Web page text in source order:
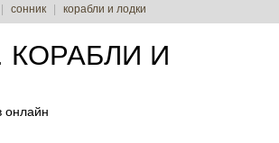
сонник корабли и лодки
КОРАБЛИ И
онлайн